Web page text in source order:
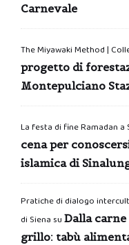
Carnevale
The Miyawaki Method |
progetto di
Montepulciano
La festa di fine Ramadan a
cena per
islamica di
Pratiche di dialogo
di Siena su Dalla
grillo: tabù